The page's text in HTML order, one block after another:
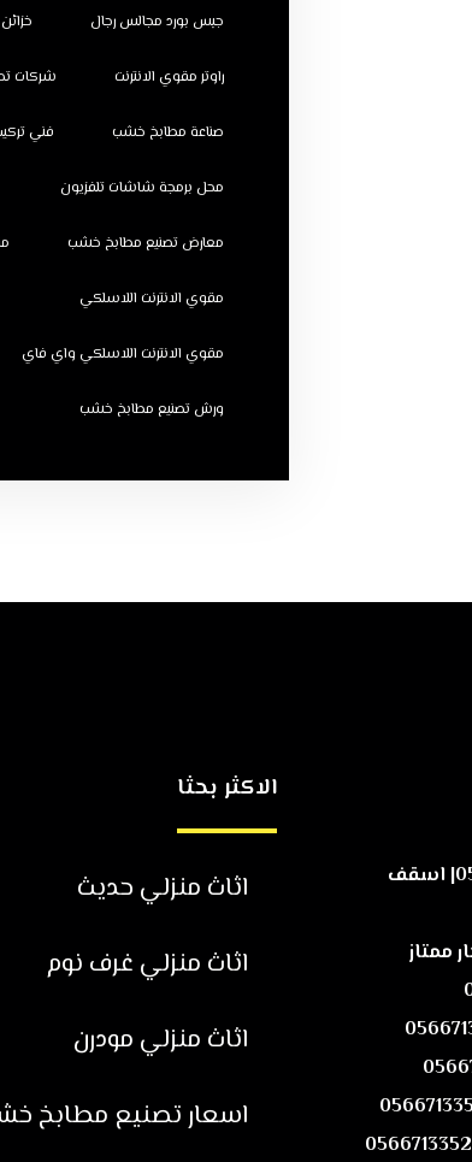
جبس بورد مجالس رجال
راوتر مقوي الانترنت شركات
صناعة مطابخ خشب فني
محل برمجة شاشات تلفزيون
معارض تصنيع مطابخ خشب
مقوي الانترنت اللاسلكي
مقوي الانترنت اللاسلكي واي فاي
ورش تصنيع مطابخ خشب
تركيب فورسيلنج في دبي |0566713352| اسقف
الاكثر بحثا
اثاث منزلي حديث
اثاث منزلي غرف نوم
اثاث منزلي مودرن
اسعار تصنيع مطابخ